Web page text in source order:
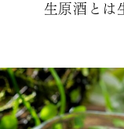
生原酒とは